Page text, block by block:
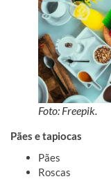
Foto: Freepik.
Pães e tapiocas
Pães
Roscas